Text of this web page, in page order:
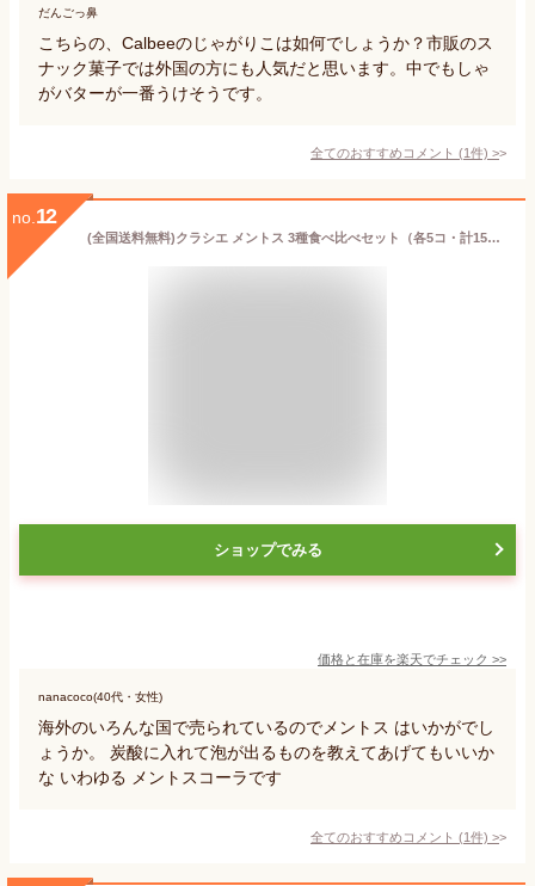
だんごっ鼻
こちらの、Calbeeのじゃがりこは如何でしょうか？市販のス
ナック菓子では外国の方にも人気だと思います。中でもしゃ
がバターが一番うけそうです。
全てのおすすめコメント (1件) >
no. 12
(全国送料無料)クラシエ メントス 3種食べ比べセット（各5コ・計15コ入) メール便 (omtmb0511)
ショップでみる
価格と在庫を楽天でチェック >>
nanacoco(40代・女性)
海外のいろんな国で売られているのでメントス はいかがでし
ょうか。 炭酸に入れて泡が出るものを教えてあげてもいいか
な いわゆる メントスコーラです
全てのおすすめコメント (1件) >